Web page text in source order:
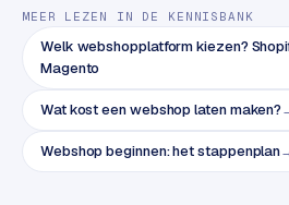
W
o
o
n
e
n
i
MEER LEZEN IN DE KENNISBANK
Welk webshopplatform kiezen?
Magento
Wat kost een webshop laten maken?
Webshop beginnen: het stappenplan